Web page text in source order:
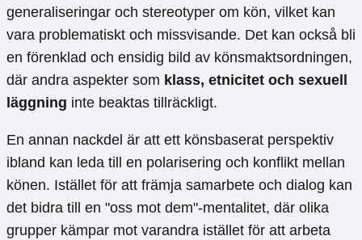
generaliseringar och stereotyper om kön, vilket kan
vara problematiskt och missvisande. Det kan också bli
en förenklad och ensidig bild av könsmaktsordningen,
där andra aspekter som klass, etnicitet och sexuell
läggning inte beaktas tillräckligt.
En annan nackdel är att ett könsbaserat perspektiv
ibland kan leda till en polarisering och konflikt mellan
könen. Istället för att främja samarbete och dialog kan
det bidra till en "oss mot dem"-mentalitet, där olika
grupper kämpar mot varandra istället för att arbeta